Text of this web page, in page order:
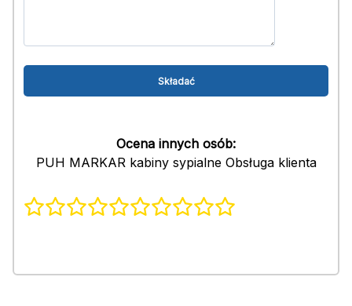
Ocena innych osób:
PUH MARKAR kabiny sypialne Obsługa klienta